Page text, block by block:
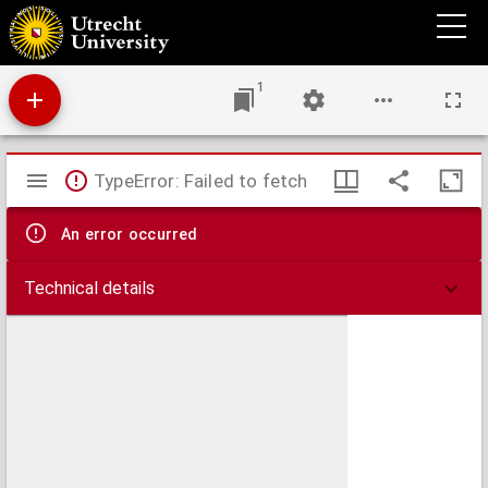
Stellingen ter verkrijging van den graad van doctor in het Romeinsch en hedendaagsch
recht
1
Mirador
viewer
TypeError: Failed to fetch
An error occurred
Technical details